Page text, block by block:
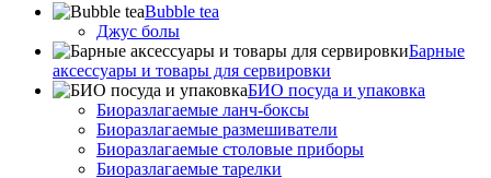
Bubble tea
Джус болы
Барные
аксессуары и товары для сервировки
БИО посуда и упаковка
Биоразлагаемые ланч-боксы
Биоразлагаемые размешиватели
Биоразлагаемые столовые приборы
Биоразлагаемые тарелки